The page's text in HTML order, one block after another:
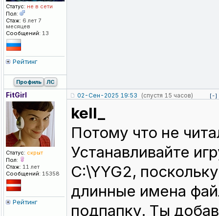
Статус: не в сети
Пол:
Стаж: 6 лет 7
месяцев
Сообщений: 13
Рейтинг
Профиль ЛС
FitGirl
Статус: скрыт
Пол:
Стаж: 11 лет
Сообщений: 15358
Рейтинг
02-Сен-2025 19:53 (спустя 15 часов) [-]
kell_
Потому что не
Устанавливайте
C:\YYG2,
длинные имена
подпапку. Ты